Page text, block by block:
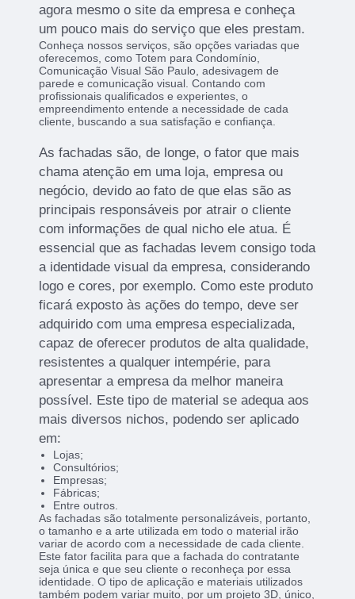
agora mesmo o site da empresa e conheça
um pouco mais do serviço que eles prestam.
Conheça nossos serviços, são opções variadas que
oferecemos, como Totem para Condomínio,
Comunicação Visual São Paulo, adesivagem de
parede e comunicação visual. Contando com
profissionais qualificados e experientes, o
empreendimento entende a necessidade de cada
cliente, buscando a sua satisfação e confiança.
As fachadas são, de longe, o fator que mais
chama atenção em uma loja, empresa ou
negócio, devido ao fato de que elas são as
principais responsáveis por atrair o cliente
com informações de qual nicho ele atua. É
essencial que as fachadas levem consigo toda
a identidade visual da empresa, considerando
logo e cores, por exemplo. Como este produto
ficará exposto às ações do tempo, deve ser
adquirido com uma empresa especializada,
capaz de oferecer produtos de alta qualidade,
resistentes a qualquer intempérie, para
apresentar a empresa da melhor maneira
possível. Este tipo de material se adequa aos
mais diversos nichos, podendo ser aplicado
em:
Lojas;
Consultórios;
Empresas;
Fábricas;
Entre outros.
As fachadas são totalmente personalizáveis, portanto,
o tamanho e a arte utilizada em todo o material irão
variar de acordo com a necessidade de cada cliente.
Este fator facilita para que a fachada do contratante
seja única e que seu cliente o reconheça por essa
identidade. O tipo de aplicação e materiais utilizados
também podem variar muito, por um projeto 3D, único,